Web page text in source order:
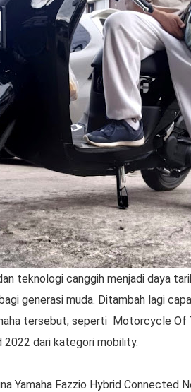
teknologi canggih menjadi daya
generasi muda. Ditambah lagi
tersebut, seperti Motorcycle Of
2022 dari kategori mobility.
Yamaha Fazzio Hybrid Connected